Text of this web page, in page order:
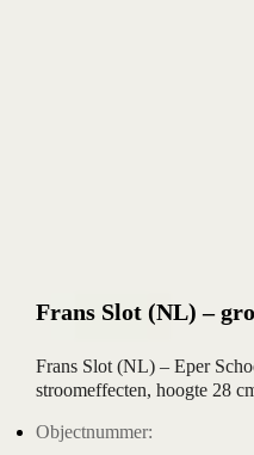
Frans Slot (NL) –
Frans Slot (NL) – Eper
stroomeffecten, hoogte 28
Objectnummer: